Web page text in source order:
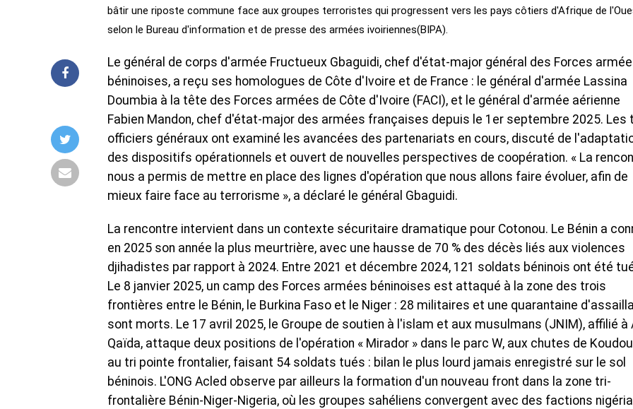
bâtir une riposte commune face aux groupes terroristes qui progressent vers les pays côtiers d'Afrique de
selon le Bureau d'information et de presse des armées ivoiriennes(BIPA).
Le général de corps d'armée Fructueux Gbaguidi, chef d'état-major général des Forces
béninoises, a reçu ses homologues de Côte d'Ivoire et de France : le général d'armée Lassina
Doumbia à la tête des Forces armées de Côte d'Ivoire (FACI), et le général d'armée aérienne
Fabien Mandon, chef d'état-major des armées françaises depuis le 1er septembre 2025. Les
officiers généraux ont examiné les avancées des partenariats en cours, discuté de
des dispositifs opérationnels et ouvert de nouvelles perspectives de coopération. « La
nous a permis de mettre en place des lignes d'opération que nous allons faire évoluer, afin de
mieux faire face au terrorisme », a déclaré le général Gbaguidi.
La rencontre intervient dans un contexte sécuritaire dramatique pour Cotonou. Le Bénin a
en 2025 son année la plus meurtrière, avec une hausse de 70 % des décès liés aux violences
djihadistes par rapport à 2024. Entre 2021 et décembre 2024, 121 soldats béninois ont été
Le 8 janvier 2025, un camp des Forces armées béninoises est attaqué à la zone des trois
frontières entre le Bénin, le Burkina Faso et le Niger : 28 militaires et une quarantaine
sont morts. Le 17 avril 2025, le Groupe de soutien à l'islam et aux musulmans (JNIM), affilié à
Qaïda, attaque deux positions de l'opération « Mirador » dans le parc W, aux chutes de
au tri pointe frontalier, faisant 54 soldats tués : bilan le plus lourd jamais enregistré sur le sol
béninois. L'ONG Acled observe par ailleurs la formation d'un nouveau front dans la zone tri-
frontalière Bénin-Niger-Nigeria, où les groupes sahéliens convergent avec des factions